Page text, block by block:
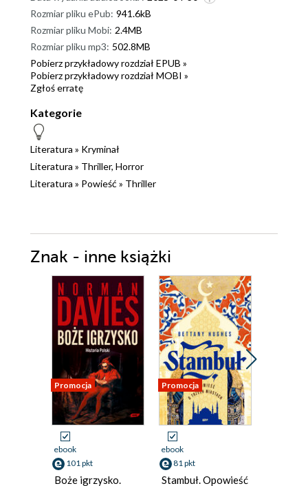
Rozmiar pliku ePub: 941.6kB
Rozmiar pliku Mobi: 2.4MB
Rozmiar pliku mp3: 502.8MB
Pobierz przykładowy rozdział EPUB »
Pobierz przykładowy rozdział MOBI »
Zgłoś erratę
Kategorie
Literatura » Kryminał
Literatura » Thriller, Horror
Literatura » Powieść » Thriller
Znak - inne książki
Promocja
ebook
101 pkt
Boże igrzysko.
Promocja
ebook
81 pkt
Stambuł. Opowieść